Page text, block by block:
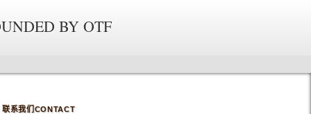
BY OTF
联系我们CONTACT